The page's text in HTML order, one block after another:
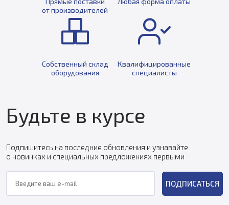
от производителей
Собственный склад
оборудования
Квалифицированные
специалисты
Будьте в курсе
Подпишитесь на последние обновления и узнавайте
о новинках и специальных предложениях первыми
ПОДПИСАТЬСЯ